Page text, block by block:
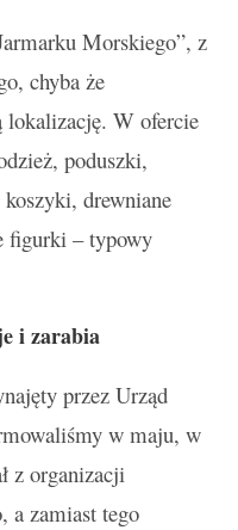
Morskiego”, z
chyba że
lokalizację. W ofercie
poduszki,
drewniane
figurki – typowy
i zarabia
przez Urząd
w maju, w
z organizacji
a zamiast tego